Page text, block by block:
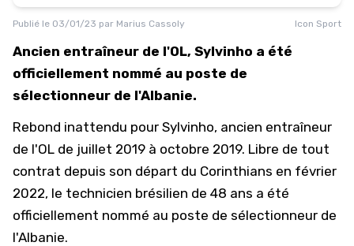
Publié le 03/01/23 par Marius Cassoly Icon Sport
Ancien entraîneur de l'OL, Sylvinho a été
officiellement nommé au poste de
sélectionneur de l'Albanie.
Rebond inattendu pour Sylvinho, ancien entraîneur
de l'OL de juillet 2019 à octobre 2019. Libre de tout
contrat depuis son départ du Corinthians en février
2022, le technicien brésilien de 48 ans a été
officiellement nommé au poste de sélectionneur de
l'Albanie.